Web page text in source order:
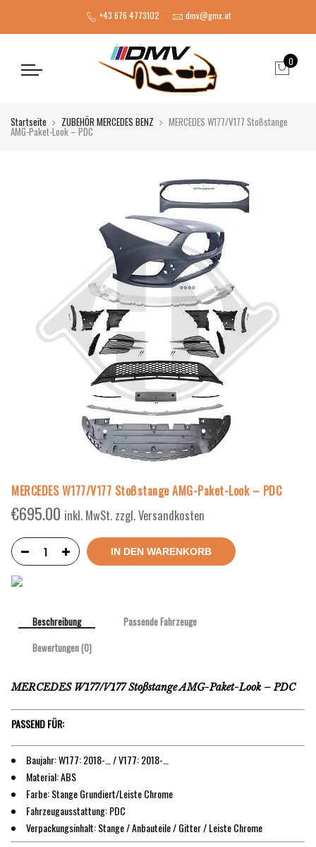
+43 676 4773102 dmv@gmx.at
0
Startseite ZUBEHÖR MERCEDES BENZ MERCEDES W177/V177 Stoßstange
AMG-Paket-Look – PDC
MERCEDES W177/V177 Stoßstange AMG-Paket-Look – PDC
€695.00 inkl. MwSt. zzgl. Versandkosten
IN DEN WARENKORB
Beschreibung
Passende Fahrzeuge
Bewertungen (0)
MERCEDES W177/V177 Stoßstange AMG-Paket-Look – PDC
PASSEND FÜR:
Baujahr: W177: 2018-… / V177: 2018-…
Material: ABS
Farbe: Stange Grundiert/Leiste Chrome
Fahrzeugausstattung: PDC
Verpackungsinhalt: Stange / Anbauteile / Gitter / Leiste Chrome